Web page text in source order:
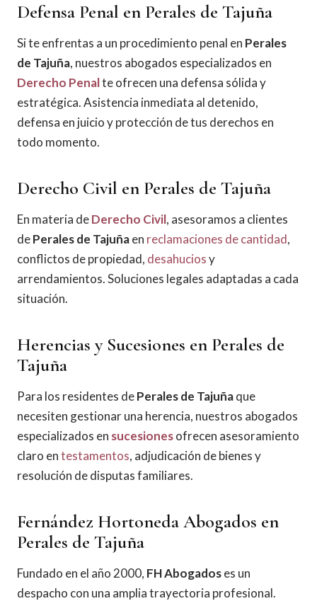
Defensa Penal en Perales de Tajuña
Si te enfrentas a un procedimiento penal en Perales
de Tajuña, nuestros abogados especializados en
Derecho Penalte ofrecen una defensa sólida y
estratégica. Asistencia inmediata al detenido,
defensa en juicio y protección de tus derechos en
todo momento.
Derecho Civil en Perales de Tajuña
En materia deDerecho Civil, asesoramos a clientes
dePerales de Tajuñaen reclamaciones de cantidad,
conflictos de propiedad, desahuciosy
arrendamientos. Soluciones legales adaptadas a cada
situación.
Herencias y Sucesiones en Perales de
Tajuña
Para los residentes dePerales de Tajuñaque
necesiten gestionar una herencia, nuestros abogados
especializados en sucesionesofrecen asesoramiento
claro entestamentos, adjudicación de bienes y
resolución de disputas familiares.
Fernández Hortoneda Abogados en
Perales de Tajuña
Fundado en el año 2000, FH Abogadoses un
despacho con una amplia trayectoria profesional.